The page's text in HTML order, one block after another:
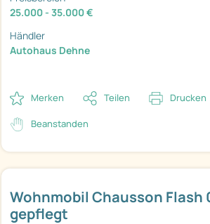
Wohnmobil Chausson Flash
gepflegt
25.000 - 35.000 €
Händler
Autohaus Dehne
Merken Teilen Drucken
Beanstanden